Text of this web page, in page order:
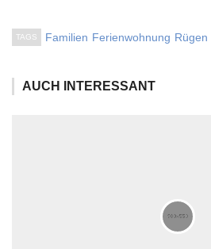
TAGS Familien Ferienwohnung Rügen
AUCH INTERESSANT